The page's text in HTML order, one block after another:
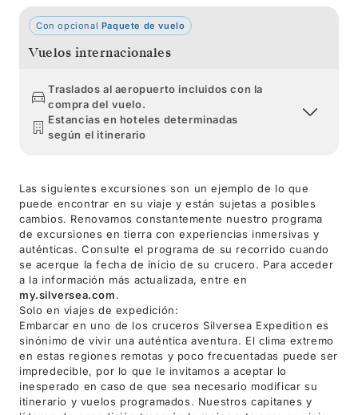
Con opcional Paquete de vuelo
Vuelos internacionales
Traslados al aeropuerto incluidos con la
compra del vuelo.
Estancias en hoteles determinadas
según el itinerario
Las siguientes excursiones son un ejemplo de lo que
puede encontrar en su viaje y están sujetas a posibles
cambios. Renovamos constantemente nuestro programa
de excursiones en tierra con experiencias inmersivas y
auténticas. Consulte el programa de su recorrido cuando
se acerque la fecha de inicio de su crucero. Para acceder
a la información más actualizada, entre en
my.silversea.com.
Solo en viajes de expedición:
Embarcar en uno de los cruceros Silversea Expedition es
sinónimo de vivir una auténtica aventura. El clima extremo
en estas regiones remotas y poco frecuentadas puede ser
impredecible, por lo que le invitamos a aceptar lo
inesperado en caso de que sea necesario modificar su
itinerario y vuelos programados. Nuestros capitanes y